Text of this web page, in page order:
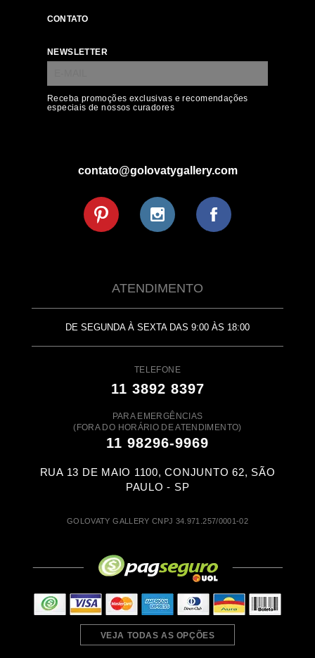
CONTATO
NEWSLETTER
Receba promoções exclusivas e recomendações
especiais de nossos curadores
contato@golovatygallery.com
ATENDIMENTO
DE SEGUNDA À SEXTA DAS 9:00 ÀS 18:00
TELEFONE
11 3892 8397
PARA EMERGÊNCIAS
(FORA DO HORÁRIO DE ATENDIMENTO)
11 98296-9969
RUA 13 DE MAIO 1100, CONJUNTO 62, SÃO
PAULO - SP
GOLOVATY GALLERY CNPJ 34.971.257/0001-02
VEJA TODAS AS OPÇÕES